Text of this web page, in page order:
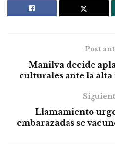
Post
Manilva decide
culturales ante la
Llamamiento
embarazadas se